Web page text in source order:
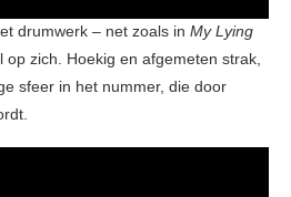
drumwerk – net zoals in My Lying
op zich. Hoekig en afgemeten strak,
sfeer in het nummer, die door